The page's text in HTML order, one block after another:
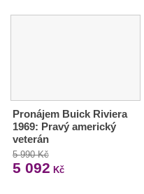
Pronájem Buick Riviera
1969: Pravý americký
veterán
5 990 Kč
5 092 Kč